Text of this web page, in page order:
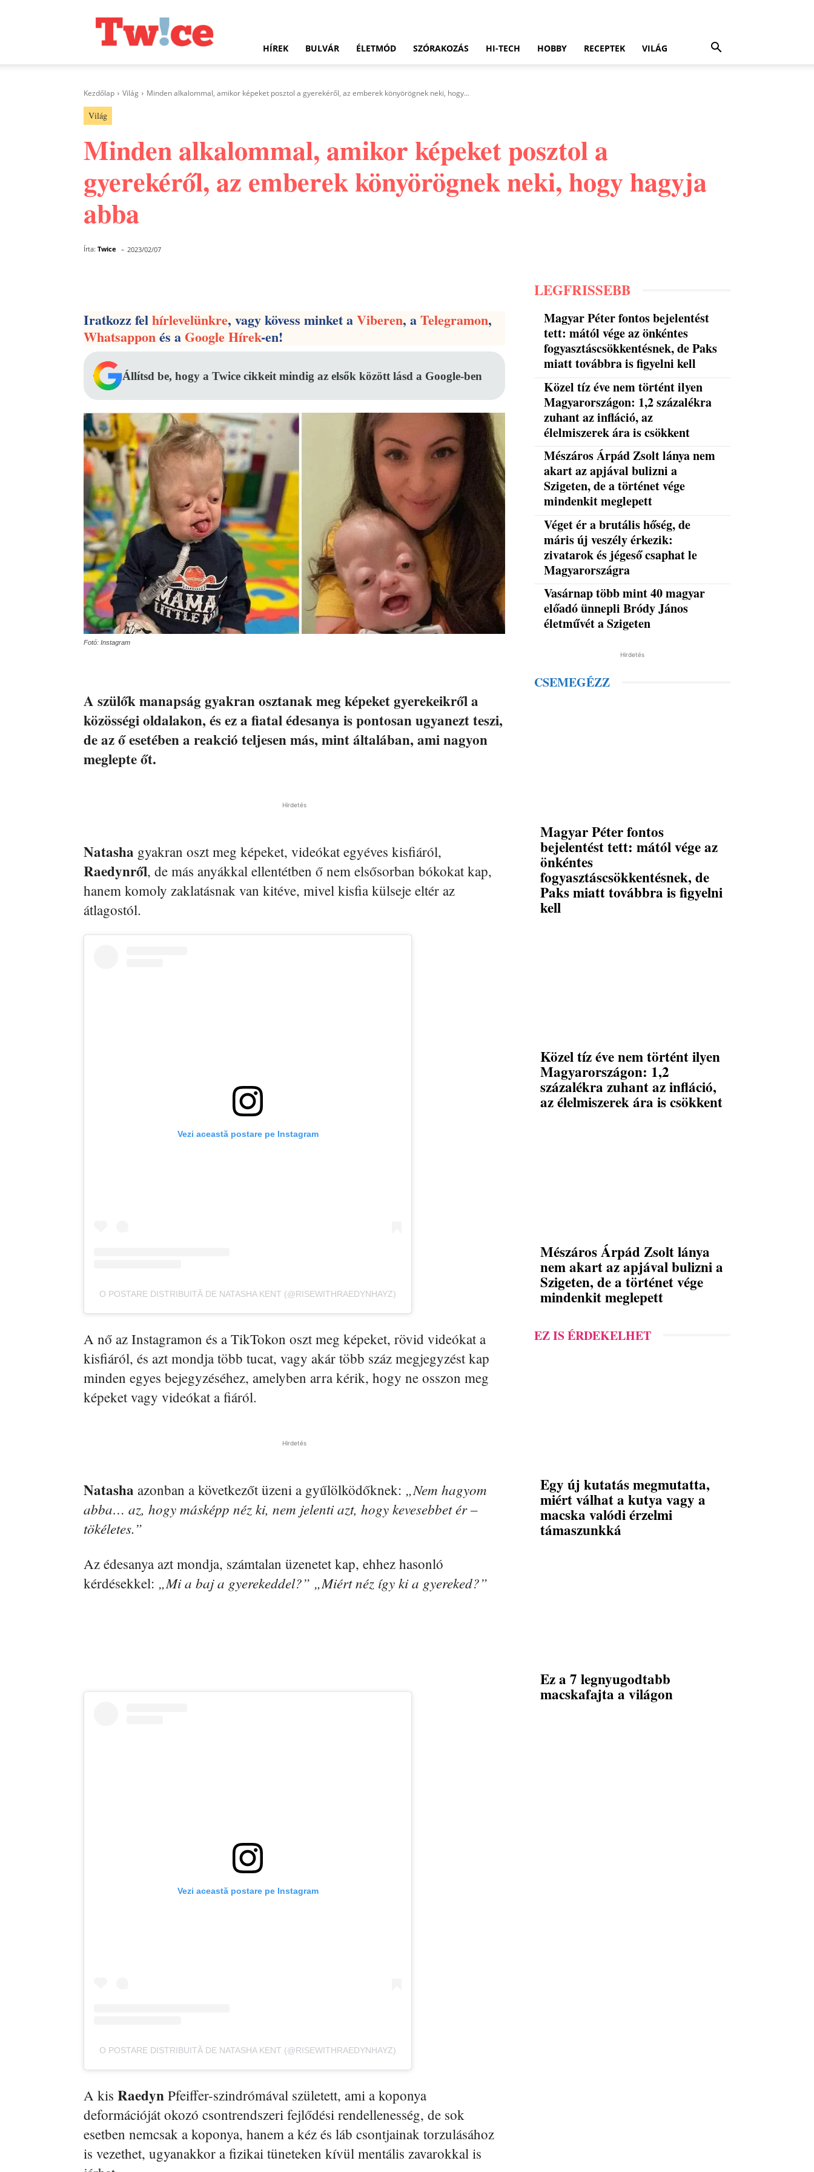
HÍREK BULVÁR ÉLETMÓD SZÓRAKOZÁS HI-TECH HOBBY RECEPTEK VILÁG
Kezdőlap Világ Minden alkalommal, amikor képeket posztol a gyerekéről, az emberek könyörögnek neki, hogy...
Világ
Minden alkalommal, amikor képeket posztol a
gyerekéről, az emberek könyörögnek neki, hogy hagyja
abba
Írta: Twice - 2023/02/07
Iratkozz felhírlevelünkre, vagy kövess minket aViberen, aTelegramon,
Whatsapponés aGoogle Hírek-en!
Állítsd be, hogy a Twice cikkeit mindig az elsők között lásd a Google-ben
Fotó: Instagram
A szülők manapság gyakran osztanak meg képeket gyerekeikről a
közösségi oldalakon, és ez a fiatal édesanya is pontosan ugyanezt teszi,
de az ő esetében a reakció teljesen más, mint általában, ami nagyon
meglepte őt.
Hirdetés
Natasha gyakran oszt meg képeket, videókat egyéves kisfiáról,
Raedynről, de más anyákkal ellentétben ő nem elsősorban bókokat kap,
hanem komoly zaklatásnak van kitéve, mivel kisfia külseje eltér az
átlagostól.
Vezi această postare pe Instagram
O POSTARE DISTRIBUITĂ DE NATASHA KENT (@RISEWITHRAEDYNHAYZ)
A nő az Instagramon és a TikTokon oszt meg képeket, rövid videókat a
kisfiáról, és azt mondja több tucat, vagy akár több száz megjegyzést kap
minden egyes bejegyzéséhez, amelyben arra kérik, hogy ne osszon meg
képeket vagy videókat a fiáról.
Hirdetés
Natasha azonban a következőt üzeni a gyűlölködőknek: „Nem hagyom
abba… az, hogy másképp néz ki, nem jelenti azt, hogy kevesebbet ér –
tökéletes.”
Az édesanya azt mondja, számtalan üzenetet kap, ehhez hasonló
kérdésekkel: „Mi a baj a gyerekeddel?” „Miért néz így ki a gyereked?”
Vezi această postare pe Instagram
O POSTARE DISTRIBUITĂ DE NATASHA KENT (@RISEWITHRAEDYNHAYZ)
A kis Raedyn Pfeiffer-szindrómával született, ami a koponya
deformációját okozó csontrendszeri fejlődési rendellenesség, de sok
esetben nemcsak a koponya, hanem a kéz és láb csontjainak torzulásához
is vezethet, ugyanakkor a fizikai tüneteken kívül mentális zavarokkal is
LEGFRISSEBB
Magyar Péter fontos bejelentést
tett: mától vége az önkéntes
fogyasztáscsökkentésnek, de Paks
miatt továbbra is figyelni kell
Közel tíz éve nem történt ilyen
Magyarországon: 1,2 százalékra
zuhant az infláció, az
élelmiszerek ára is csökkent
Mészáros Árpád Zsolt lánya nem
akart az apjával bulizni a
Szigeten, de a történet vége
mindenkit meglepett
Véget ér a brutális hőség, de
máris új veszély érkezik:
zivatarok és jégeső csaphat le
Magyarországra
Vasárnap több mint 40 magyar
előadó ünnepli Bródy János
életművét a Szigeten
Hirdetés
CSEMEGÉZZ
Magyar Péter fontos
bejelentést tett: mától vége az
önkéntes
fogyasztáscsökkentésnek, de
Paks miatt továbbra is figyelni
kell
Közel tíz éve nem történt ilyen
Magyarországon: 1,2
százalékra zuhant az infláció,
az élelmiszerek ára is csökkent
Mészáros Árpád Zsolt lánya
nem akart az apjával bulizni a
Szigeten, de a történet vége
mindenkit meglepett
EZ IS ÉRDEKELHET
Egy új kutatás megmutatta,
miért válhat a kutya vagy a
macska valódi érzelmi
támaszunkká
Ez a 7 legnyugodtabb
macskafajta a világon